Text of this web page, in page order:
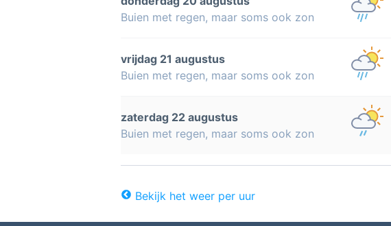
Buien met regen, maar soms ook zon
vrijdag 21 augustus
Buien met regen, maar soms ook zon
zaterdag 22 augustus
Buien met regen, maar soms ook zon
Bekijk het weer per uur